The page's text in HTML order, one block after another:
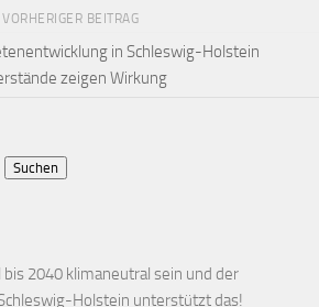
VORHERIGER BEITRAG
in Schleswig-Holstein
zeigen Wirkung
Suchen
2040 klimaneutral sein und der
Holstein unterstützt das!